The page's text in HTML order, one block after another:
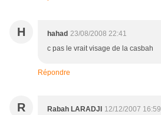
H hahad 23/08/2008 22:41
c pas le vrait visage de la casbah
Répondre
R Rabah LARADJI
12/12/2007 16:59